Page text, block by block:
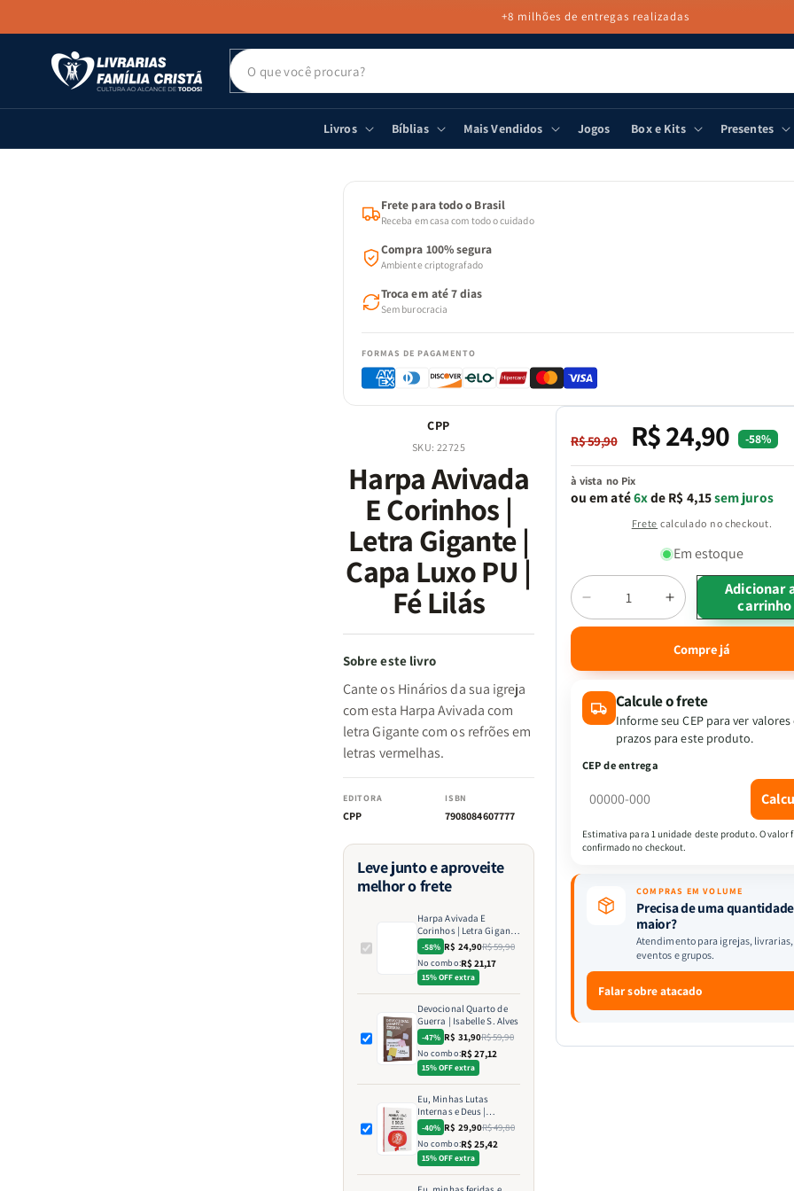
+8 milhões de entregas realizadas
Livros Bíblias Mais Vendidos Jogos Box e Kits Presentes
INFORMAÇÕES
Frete para todo o Brasil
Receba em casa com todo o cuidado
Compra 100% segura
Ambiente criptografado
Troca em até 7 dias
Sem burocracia
FORMAS DE PAGAMENTO
CPP
SKU:
22725
Harpa Avivada
E Corinhos |
Letra Gigante |
Capa Luxo PU |
Fé Lilás
Sobre este livro
Cante os Hinários da sua igreja
com esta Harpa Avivada com
letra Gigante com os refrões em
letras vermelhas.
EDITORA
CPP
ISBN
7908084607777
Preço
R$ 59,90
Preço
promocional
R$ 24,90 -58%
à vista no Pix
ou em até6xde R$ 4,15sem juros
Frete calculado no checkout.
Em estoque
Quantidade
Diminuir
a
Harpa
Avivada
E
Corinhos
Letra
Gigante
Capa
Luxo
Fé
Aumentar
a
quantidade
de
Harpa
Avivada
E
Corinhos
Capa
Luxo
|
Fé
Lilás
Adicionar
carrinho
Compre já
Calcule o frete
Informe seu CEP para ver valores
prazos para este produto.
CEP de entrega
Estimativa para 1 unidade deste produto. O valor
confirmado no checkout.
COMPRAS EM VOLUME
Precisa de uma quantidade
maior?
Atendimento para igrejas, livrarias,
eventos e grupos.
Falar sobre atacado
Leve junto e aproveite
melhor o frete
Harpa Avivada E
Corinhos | Letra Gigante
| Capa Luxo PU | Fé Lilás
-58% R$ 24,90R$ 59,90
No combo:R$ 21,17
15% OFF extra
Devocional Quarto de
Guerra | Isabelle S. Alves
-47% R$ 31,90R$ 59,90
No combo:R$ 27,12
15% OFF extra
Eu, Minhas Lutas
Internas e Deus |
Identificando as Lutas
Emocionais e
Espirituais | Estela
Costa
-40% R$ 29,90R$ 49,80
No combo:R$ 25,42
15% OFF extra